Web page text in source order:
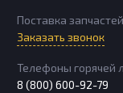
Поставка
Заказать звонок
Телефоны горячей
8 (800) 600-92-79